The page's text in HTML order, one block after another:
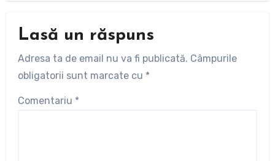
Lasă un răspuns
Adresa ta de email nu va fi publicată. Câmpurile
obligatorii sunt marcate cu *
Comentariu *